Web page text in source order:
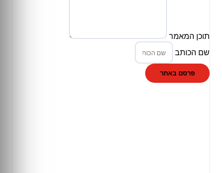
תוכן המאמר
שם הכותב
פרסם באתר